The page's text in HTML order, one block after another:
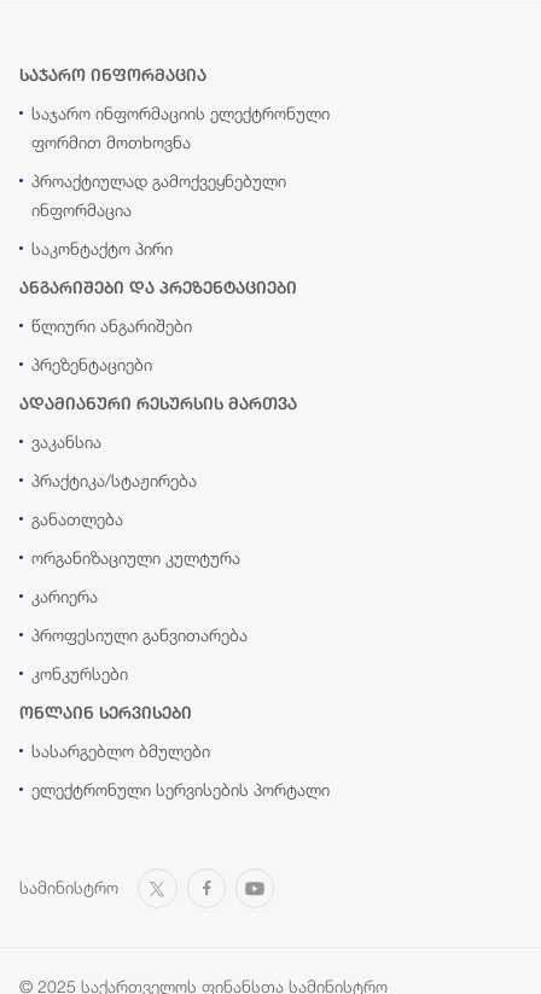
საჯარო ინფორმაცია
საჯარო ინფორმაციის ელექტრონული
ფორმით მოთხოვნა
პროაქტიულად გამოქვეყნებული
ინფორმაცია
საკონტაქტო პირი
ანგარიშები და პრეზენტაციები
წლიური ანგარიშები
პრეზენტაციები
ადამიანური რესურსის მართვა
ვაკანსია
პრაქტიკა/სტაჟირება
განათლება
ორგანიზაციული კულტურა
კარიერა
პროფესიული განვითარება
კონკურსები
ონლაინ სერვისები
სასარგებლო ბმულები
ელექტრონული სერვისების პორტალი
სამინისტრო
© 2025 საქართველოს ფინანსთა სამინისტრო